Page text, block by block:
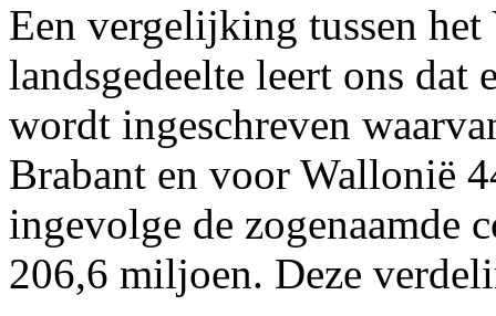
Een vergelijking tussen het
landsgedeelte leert ons
wordt ingeschreven
Brabant en voor Wallonië
ingevolge de zogenaamde
206,6 miljoen. Deze